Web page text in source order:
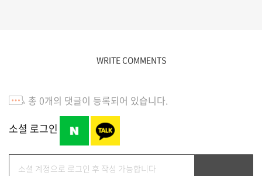
WRITE COMMENTS
총 0개의 댓글이 등록되어 있습니다.
소셜 로그인